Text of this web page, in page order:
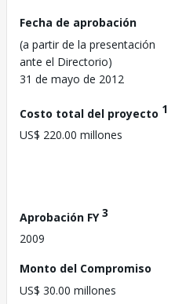
Fecha de aprobación
(a partir de la presentación
ante el Directorio)
31 de mayo de 2012
Costo total del proyecto 1
US$ 220.00 millones
Aprobación FY3
2009
Monto del Compromiso
US$ 30.00 millones